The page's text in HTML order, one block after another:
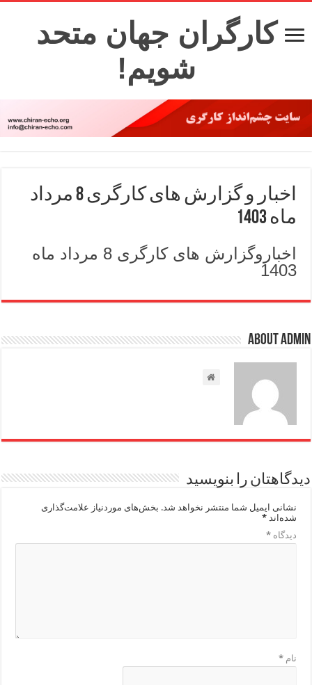
کارگران جهان متحد
شویم!
اخبار و گزارش های کارگری 8 مرداد
ماه 1403
اخباروگزارش های کارگری 8 مرداد ماه
1403
About admin
دیدگاهتان را بنویسید
نشانی ایمیل شما منتشر نخواهد شد. بخش‌های موردنیاز علامت‌گذاری
شده‌اند*
دیدگاه*
نام*